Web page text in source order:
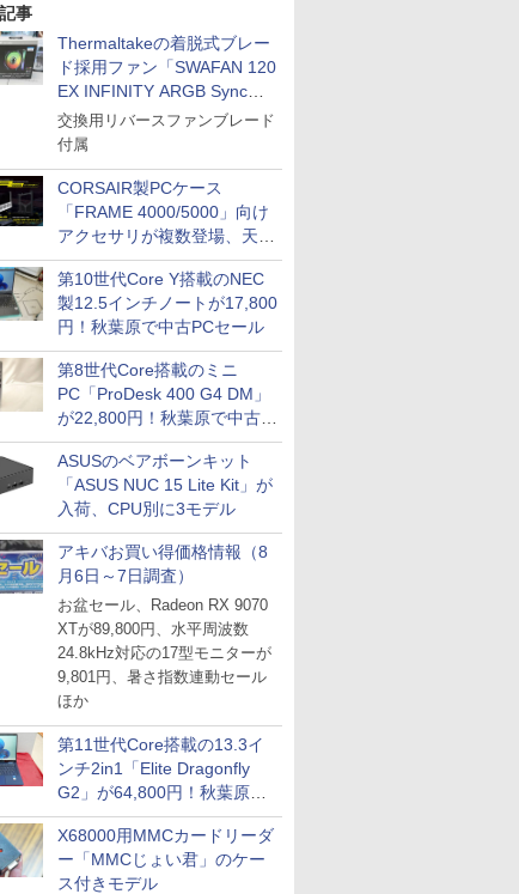
事
Thermaltakeの着脱式ブレー
ド採用ファン「SWAFAN 120
EX INFINITY ARGB Sync」
に単品パッケージ
交換用リバースファンブレード
付属
CORSAIR製PCケース
「FRAME 4000/5000」向け
アクセサリが複数登場、天然
木製パネルや背面コネクタ対
応トレイなど
第10世代Core Y搭載のNEC
製12.5インチノートが17,800
円！秋葉原で中古PCセール
第8世代Core搭載のミニ
PC「ProDesk 400 G4 DM」
が22,800円！秋葉原で中古
PCセール
ASUSのベアボーンキット
「ASUS NUC 15 Lite Kit」が
入荷、CPU別に3モデル
アキバお買い得価格情報（8
月6日～7日調査）
お盆セール、Radeon RX 9070
XTが89,800円、水平周波数
24.8kHz対応の17型モニターが
9,801円、暑さ指数連動セール
ほか
第11世代Core搭載の13.3イ
ンチ2in1「Elite Dragonfly
G2」が64,800円！秋葉原で
中古PCセール
X68000用MMCカードリーダ
ー「MMCじょい君」のケー
ス付きモデル